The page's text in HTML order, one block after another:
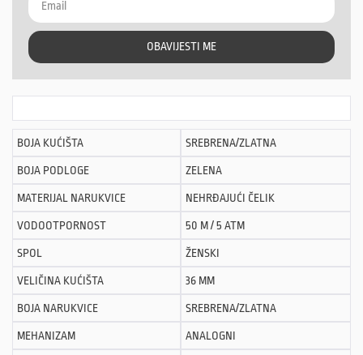
OBAVIJESTI ME
BOJA KUĆIŠTA SREBRENA/ZLATNA
BOJA PODLOGE ZELENA
MATERIJAL NARUKVICE NEHRĐAJUĆI ČELIK
VODOOTPORNOST 50 M / 5 ATM
SPOL ŽENSKI
VELIČINA KUĆIŠTA 36 MM
BOJA NARUKVICE SREBRENA/ZLATNA
MEHANIZAM ANALOGNI